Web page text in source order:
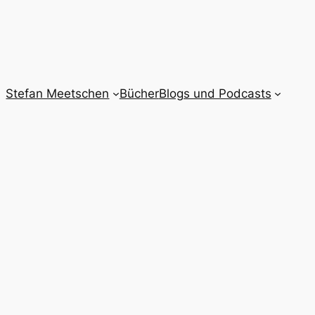
Stefan Meetschen BücherBlogs und Podcasts